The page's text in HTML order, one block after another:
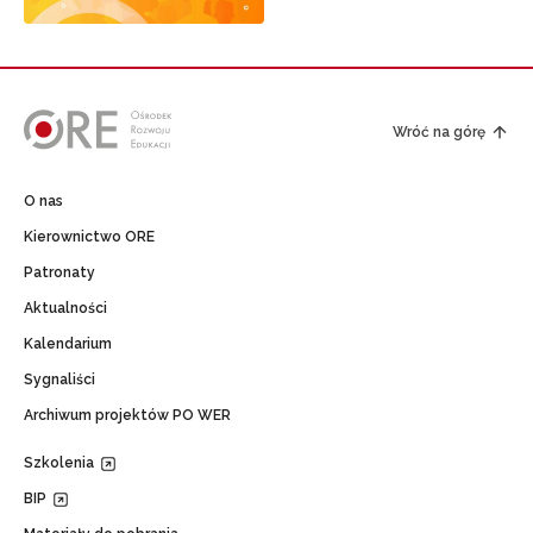
Wróć na górę
O nas
Kierownictwo ORE
Patronaty
Aktualności
Kalendarium
Sygnaliści
Archiwum projektów PO WER
Szkolenia
BIP